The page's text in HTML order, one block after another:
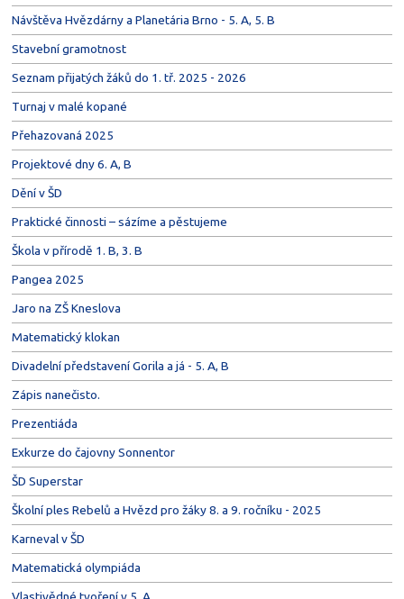
Návštěva Hvězdárny a Planetária Brno - 5. A, 5. B
Stavební gramotnost
Seznam přijatých žáků do 1. tř. 2025 - 2026
Turnaj v malé kopané
Přehazovaná 2025
Projektové dny 6. A, B
Dění v ŠD
Praktické činnosti – sázíme a pěstujeme
Škola v přírodě 1. B, 3. B
Pangea 2025
Jaro na ZŠ Kneslova
Matematický klokan
Divadelní představení Gorila a já - 5. A, B
Zápis nanečisto.
Prezentiáda
Exkurze do čajovny Sonnentor
ŠD Superstar
Školní ples Rebelů a Hvězd pro žáky 8. a 9. ročníku - 2025
Karneval v ŠD
Matematická olympiáda